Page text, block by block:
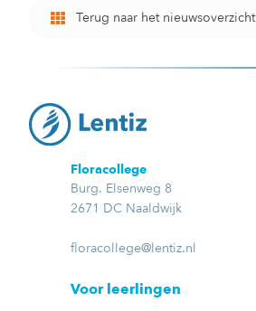
Terug naar het nieuwsoverzicht
Floracollege
Burg. Elsenweg 8
2671 DC Naaldwijk
floracollege@lentiz.nl
Voor leerlingen